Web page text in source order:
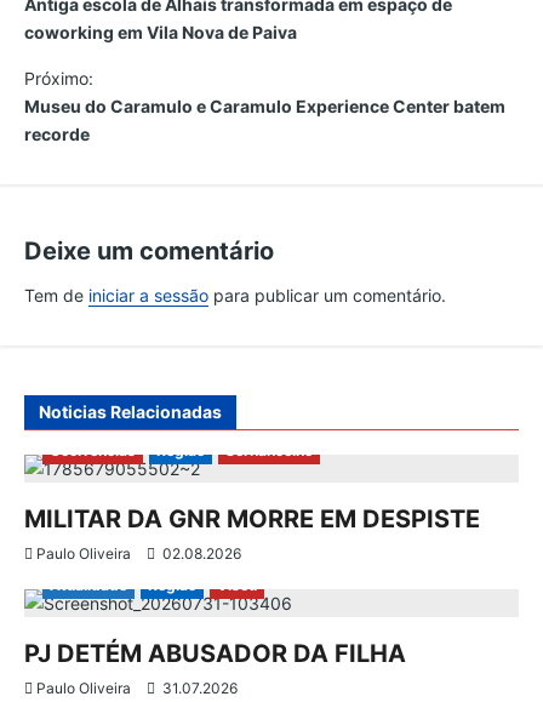
a
v
e
a
ç
o
d
e
a
r
t
coworking em Vila Nova de Paiva
Próximo:
Museu do Caramulo e Caramulo Experience Center batem
recorde
Deixe um comentário
Tem de iniciar a sessão para publicar um comentário.
Noticias Relacionadas
MILITAR DA GNR MORRE EM DESPISTE
Paulo Oliveira
02.08.2026
PJ DETÉM ABUSADOR DA FILHA
Paulo Oliveira
31.07.2026